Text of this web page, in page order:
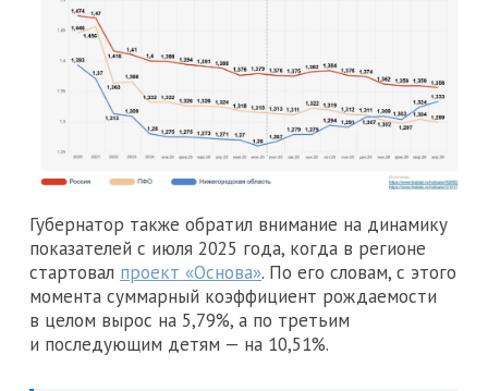
Губернатор также обратил внимание на динамику
показателей с июля 2025 года, когда в регионе
стартовал проект «Основа». По его словам, с этого
момента суммарный коэффициент рождаемости
в целом вырос на 5,79%, а по третьим
и последующим детям — на 10,51%.